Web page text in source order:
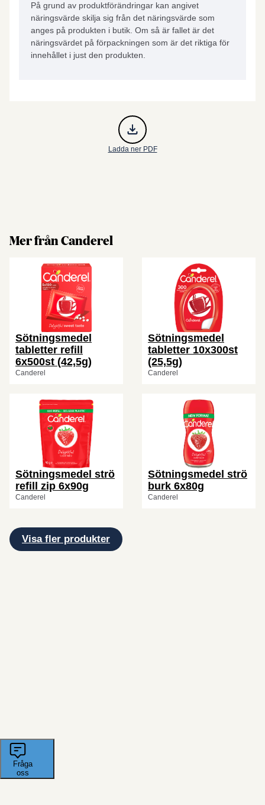
På grund av produktförändringar kan angivet
näringsvärde skilja sig från det näringsvärde som
anges på produkten i butik. Om så är fallet är det
näringsvärdet på förpackningen som är det riktiga för
innehållet i just den produkten.
Ladda ner PDF
Mer från Canderel
Sötningsmedel
tabletter refill
6x500st (42,5g)
Canderel
Sötningsmedel
tabletter 10x300st
(25,5g)
Canderel
Sötningsmedel strö
refill zip 6x90g
Canderel
Sötningsmedel strö
burk 6x80g
Canderel
Visa fler produkter